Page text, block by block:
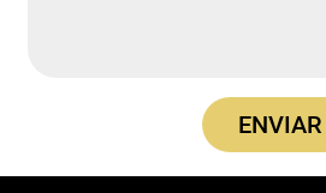
ENVIAR